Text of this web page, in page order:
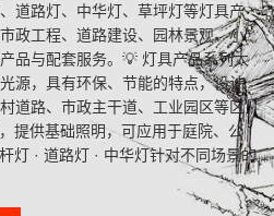
道路灯、中华灯、草坪灯等灯具产
政工程、道路建设、园林景观、小
品与配套服务。💡 灯具产品系列太
源，具有环保、节能的特点，设计
道路、市政主干道、工业园区等区
提供基础照明，可应用于庭院、公
灯 · 道路灯 · 中华灯针对不同场景的